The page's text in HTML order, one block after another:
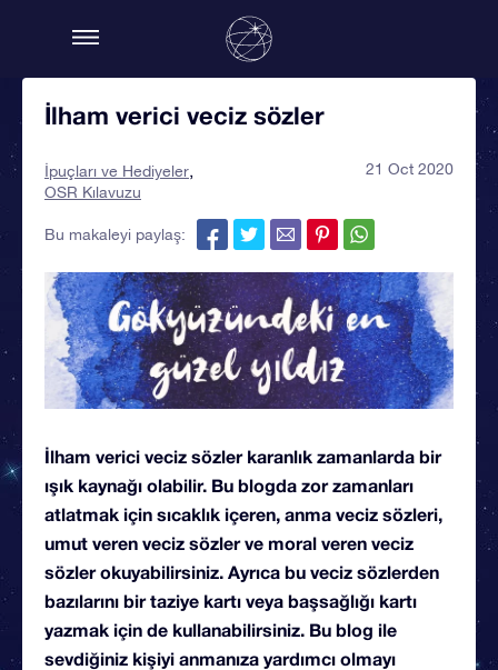
İlham verici veciz sözler
İpuçları ve Hediyeler
OSR Kılavuzu
21 Oct 2020
Bu makaleyi paylaş:
İlham verici veciz sözler karanlık zamanlarda bir
ışık kaynağı olabilir. Bu blogda zor zamanları
atlatmak için sıcaklık içeren, anma veciz sözleri,
umut veren veciz sözler ve moral veren veciz
sözler okuyabilirsiniz. Ayrıca bu veciz sözlerden
bazılarını bir taziye kartı veya başsağlığı kartı
yazmak için de kullanabilirsiniz. Bu blog ile
sevdiğiniz kişiyi anmanıza yardımcı olmayı